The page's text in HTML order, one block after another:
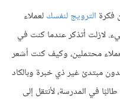
فكرة الترويج لنفسكلعملاء
لازلت أتذكر عندما كنت في
محتملين، وكيف كنت أشعر
مبتدئ غير ذي خبرة وبالكاد
في المدرسة، لأنتقل إلى